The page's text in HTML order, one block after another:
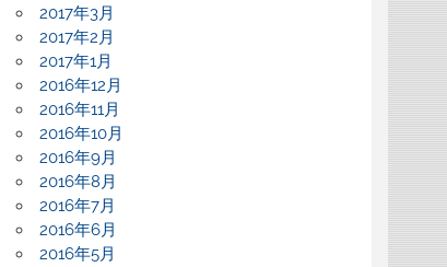
2017年3月
2017年2月
2017年1月
2016年12月
2016年11月
2016年10月
2016年9月
2016年8月
2016年7月
2016年6月
2016年5月